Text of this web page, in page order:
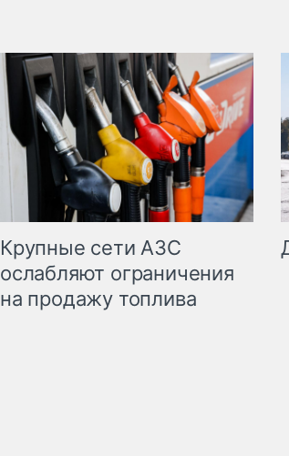
Крупные сети АЗС
ослабляют ограничения
на продажу топлива